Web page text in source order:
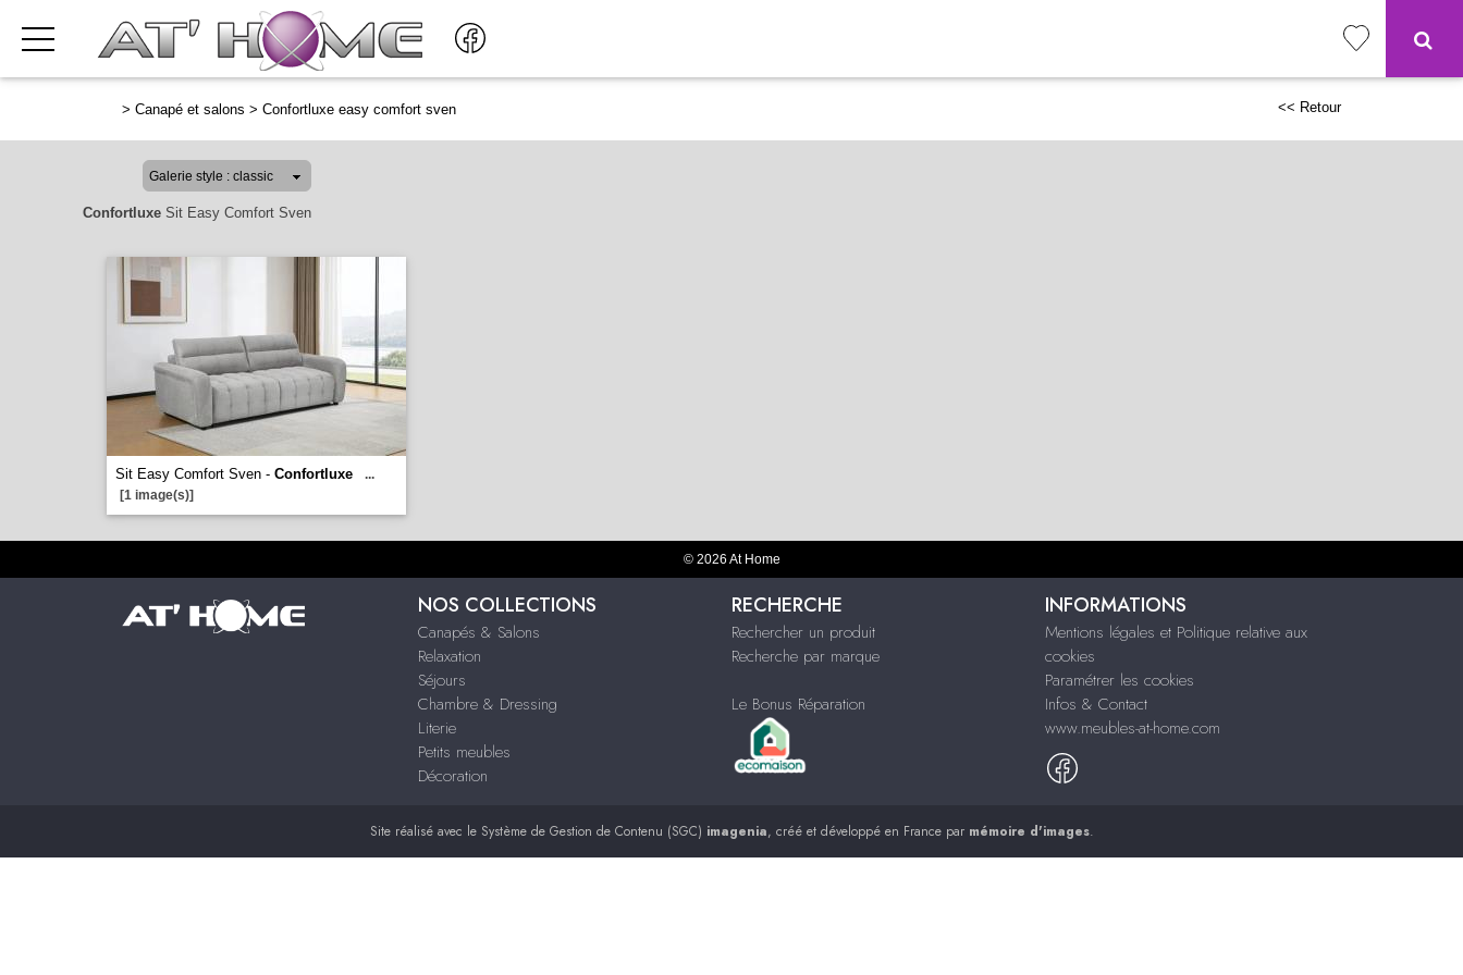
> Canapé et salons > Confortluxe easy comfort sven << Retour
Confortluxe Sit Easy Comfort Sven
Sit Easy Comfort Sven - Confortluxe
...
[1 image(s)]
© 2026 At Home
NOS COLLECTIONS
Canapés & Salons
Relaxation
Séjours
Chambre & Dressing
Literie
Petits meubles
Décoration
RECHERCHE
Rechercher un produit
Recherche par marque
Le Bonus Réparation
INFORMATIONS
Mentions légales et Politique relative aux
cookies
Paramétrer les cookies
Infos & Contact
www.meubles-at-home.com
Site réalisé avec le Système de Gestion de Contenu (SGC) imagenia, créé et développé en France par mémoire d'images.